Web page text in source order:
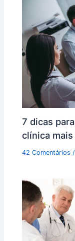
7 dicas
clínica
42 Comentários